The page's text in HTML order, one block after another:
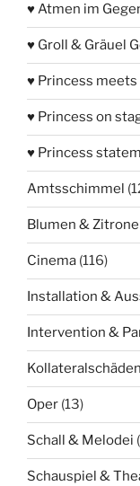
♥ Atmen im
♥ Groll & Gräuel
♥ Princess
♥ Princess on
♥ Princess
Amtsschimmel
Blumen &
Cinema (116)
Installation &
Intervention &
Kollateralschäden
Oper (13)
Schall & Melodei
Schauspiel &